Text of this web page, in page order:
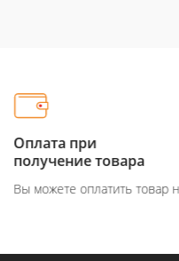
Оплата при
получение товара
Вы можете оплатить товар